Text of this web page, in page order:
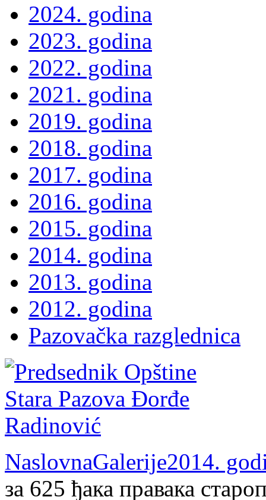
2024. godina
2023. godina
2022. godina
2021. godina
2019. godina
2018. godina
2017. godina
2016. godina
2015. godina
2014. godina
2013. godina
2012. godina
Pazovačka razglednica
NaslovnaGalerije2014.
за 625 ђака правака